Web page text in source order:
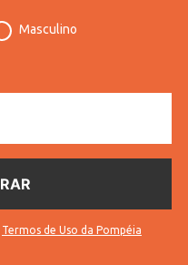
Masculino
Termos de Uso da Pompéia